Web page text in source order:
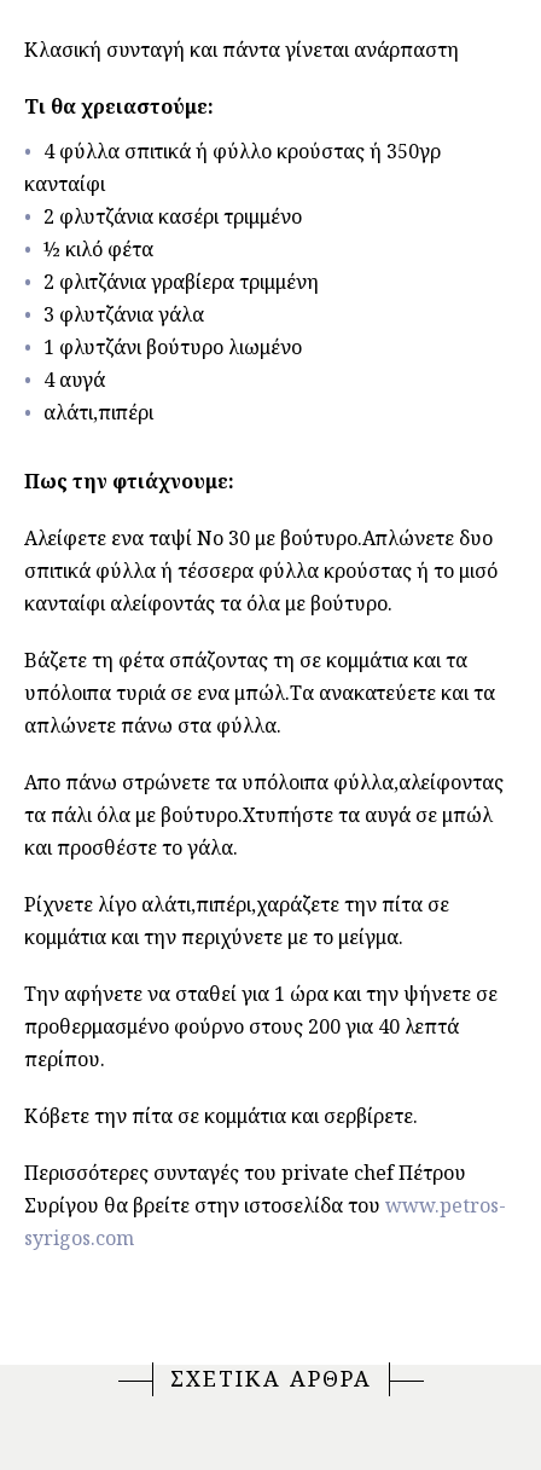
Κλασική συνταγή και πάντα γίνεται ανάρπαστη
Τι θα χρειαστούμε:
4 φύλλα σπιτικά ή φύλλο κρούστας ή 350γρ
κανταίφι
2 φλυτζάνια κασέρι τριμμένο
½ κιλό φέτα
2 φλιτζάνια γραβίερα τριμμένη
3 φλυτζάνια γάλα
1 φλυτζάνι βούτυρο λιωμένο
4 αυγά
αλάτι,πιπέρι
Πως την φτιάχνουμε:
Αλείφετε ενα ταψί Νο 30 με βούτυρο.Απλώνετε δυο
σπιτικά φύλλα ή τέσσερα φύλλα κρούστας ή το μισό
κανταίφι αλείφοντάς τα όλα με βούτυρο.
Βάζετε τη φέτα σπάζοντας τη σε κομμάτια και τα
υπόλοιπα τυριά σε ενα μπώλ.Τα ανακατεύετε και τα
απλώνετε πάνω στα φύλλα.
Απο πάνω στρώνετε τα υπόλοιπα φύλλα,αλείφοντας
τα πάλι όλα με βούτυρο.Χτυπήστε τα αυγά σε μπώλ
και προσθέστε το γάλα.
Ρίχνετε λίγο αλάτι,πιπέρι,χαράζετε την πίτα σε
κομμάτια και την περιχύνετε με το μείγμα.
Την αφήνετε να σταθεί για 1 ώρα και την ψήνετε σε
προθερμασμένο φούρνο στους 200 για 40 λεπτά
περίπου.
Κόβετε την πίτα σε κομμάτια και σερβίρετε.
Περισσότερες συνταγές του private chef Πέτρου
Συρίγου θα βρείτε στην ιστοσελίδα του www.petros-
syrigos.com
ΣΧΕΤΙΚΑ ΑΡΘΡΑ